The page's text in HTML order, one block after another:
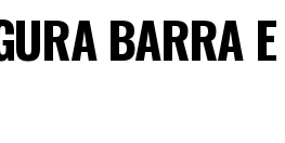
BARRA E